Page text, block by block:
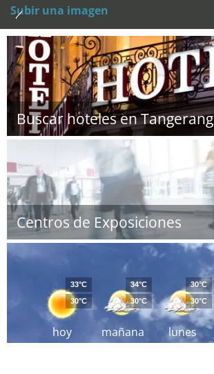
Subir una imagen
Buscar hoteles en Tangerang
Centros de Exposiciones
hoy
33°C
30°C
mañana
34°C
30°C
lunes
30°C
30°C